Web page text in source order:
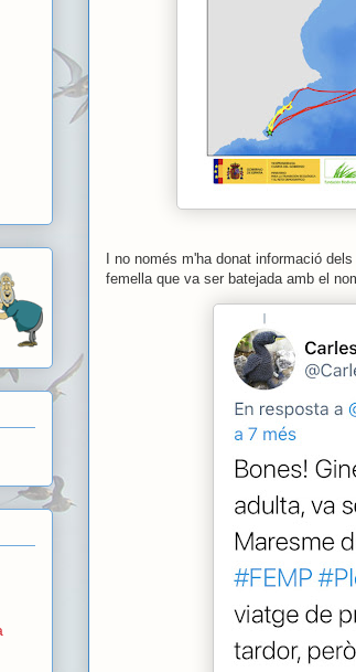
I no només m'ha donat informació
femella que va ser batejada amb el